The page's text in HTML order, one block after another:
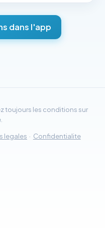
dans l'app
toujours les conditions sur
legales · Confidentialite